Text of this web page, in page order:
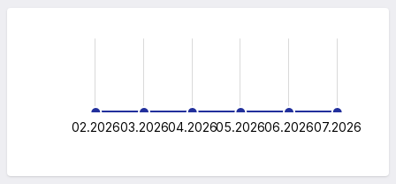
L
02.202603.202604.202605.202606.202607.2026